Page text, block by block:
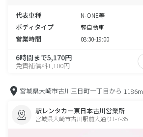
代表車種 N-ONE等
ボディタイプ 軽自動車
営業時間 08:30-19:00
6時間まで5,170円
免責補償料1,100円
宮城県大崎市古川三日町一丁目から 1186m
駅レンタカー東日本古川営業所
宮城県大崎市古川駅前大通り1-7-35